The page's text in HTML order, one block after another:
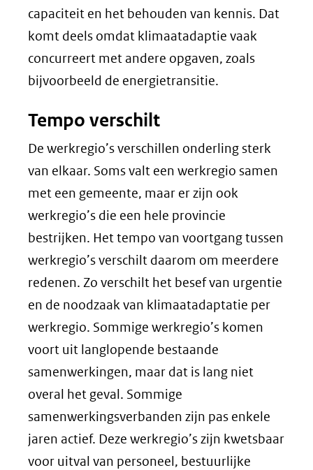
capaciteit en het behouden van kennis. Dat
komt deels omdat klimaatadaptie vaak
concurreert met andere opgaven, zoals
bijvoorbeeld de energietransitie.
Tempo verschilt
De werkregio’s verschillen onderling sterk
van elkaar. Soms valt een werkregio samen
met een gemeente, maar er zijn ook
werkregio’s die een hele provincie
bestrijken. Het tempo van voortgang tussen
werkregio’s verschilt daarom om meerdere
redenen. Zo verschilt het besef van urgentie
en de noodzaak van klimaatadaptatie per
werkregio. Sommige werkregio’s komen
voort uit langlopende bestaande
samenwerkingen, maar dat is lang niet
overal het geval. Sommige
samenwerkingsverbanden zijn pas enkele
jaren actief. Deze werkregio’s zijn kwetsbaar
voor uitval van personeel, bestuurlijke